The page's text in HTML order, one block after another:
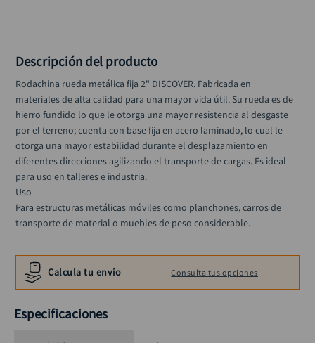
Descripción del producto
Rodachina rueda metálica fija 2" DISCOVER. Fabricada en
materiales de alta calidad para una mayor vida útil. Su rueda es de
hierro fundido lo que le otorga una mayor resistencia al desgaste
por el terreno; cuenta con base fija en acero laminado, lo cual le
otorga una mayor estabilidad durante el desplazamiento en
diferentes direcciones agilizando el transporte de cargas. Es ideal
para uso en talleres e industria.
Uso
Para estructuras metálicas móviles como planchones, carros de
transporte de material o muebles de peso considerable.
Calcula tu envío Consulta tus opciones
Especificaciones
taladro inalámbrico
llave impacto